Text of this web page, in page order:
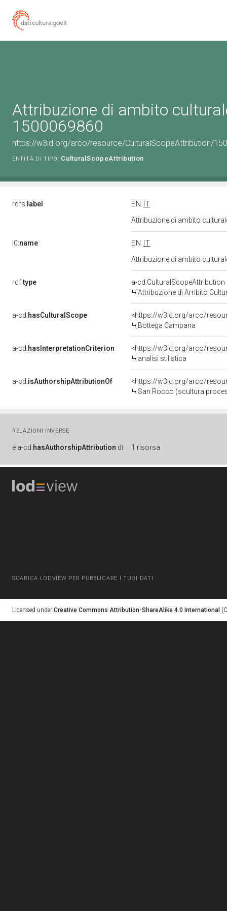
Attribuzione di ambito
1500069860
https://w3id.org/arco/resource/CulturalScopeAttribution/
ENTITÀ DI TIPO: CulturalScopeAttribution
rdfs: label EN
IT
Attribuzione di ambito
l0:name EN
IT
Attribuzione di ambito
rdf:type
a-cd:CulturalScopeAttribution
Attribuzione di Ambito
a-cd:hasCulturalScope
<https://w3id.org/arco/
Bottega Campana
a-cd:hasInterpretationCriterion
<https://w3id.org/arco/
analisi stilistica
a-cd:isAuthorshipAttributionOf
<https://w3id.org/arco/
San Rocco (scultura
RELAZIONI INVERSE
è a-cd:hasAuthorshipAttribution di 1 risorsa
SCARICA LODVIEW PER PUBBLICARE I TUOI DATI
Licensed under Creative Commons Attribution-ShareAlike 4.0 International